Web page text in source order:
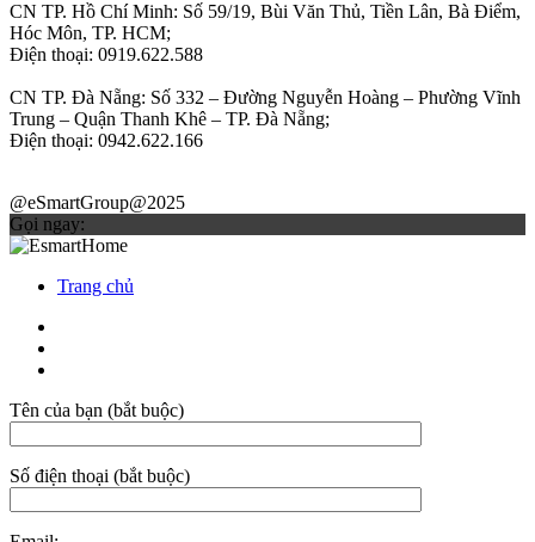
CN TP. Hồ Chí Minh: Số 59/19, Bùi Văn Thủ, Tiền Lân, Bà Điểm,
Hóc Môn, TP. HCM;
Điện thoại: 0919.622.588
CN TP. Đà Nẵng: Số 332 – Đường Nguyễn Hoàng – Phường Vĩnh
Trung – Quận Thanh Khê – TP. Đà Nẵng;
Điện thoại: 0942.622.166
@eSmartGroup@2025
Gọi ngay:
Trang chủ
Tên của bạn (bắt buộc)
Số điện thoại (bắt buộc)